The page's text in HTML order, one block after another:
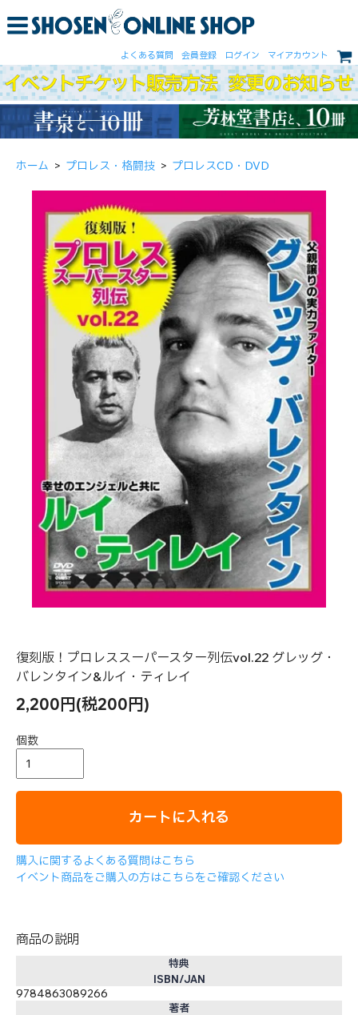
よくある質問 会員登録 ログイン マイアカウント
ホーム > プロレス・格闘技 > プロレスCD・DVD
復刻版！プロレススーパースター列伝vol.22 グレッグ・
バレンタイン&ルイ・ティレイ
2,200円(税200円)
個数
カートに入れる
購入に関するよくある質問はこちら
イベント商品をご購入の方はこちらをご確認ください
商品の説明
特典
ISBN/JAN
9784863089266
著者